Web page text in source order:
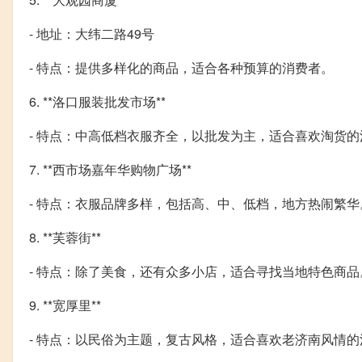
- 地址：大纬二路49号
- 特点：提供多样化的商品，适合各种预算的消费者。
6. **洛口服装批发市场**
- 特点：中高低档衣服齐全，以批发为主，适合喜欢淘货的
7. **西市场嘉年华购物广场**
- 特点：衣服品牌多样，包括高、中、低档，地方热闹繁华
8. **芙蓉街**
- 特点：除了美食，还有众多小店，适合寻找当地特色商品
9. **宽厚里**
- 特点：以民俗为主题，复古风格，适合喜欢老济南风情的